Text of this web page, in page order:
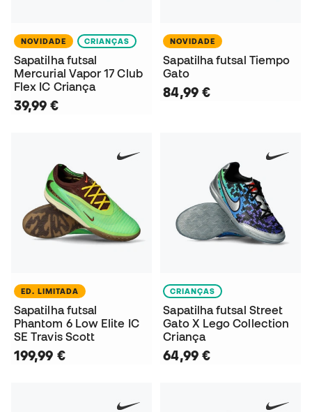
NOVIDADE CRIANÇAS
Sapatilha futsal
Mercurial Vapor 17 Club
Flex IC Criança
39,99 €
NOVIDADE
Sapatilha futsal Tiempo
Gato
84,99 €
ED. LIMITADA
Sapatilha futsal
Phantom 6 Low Elite IC
SE Travis Scott
199,99 €
CRIANÇAS
Sapatilha futsal Street
Gato X Lego Collection
Criança
64,99 €